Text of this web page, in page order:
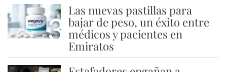
3
Las nuevas pastillas para
bajar de peso, un éxito entre
médicos y pacientes en
Emiratos